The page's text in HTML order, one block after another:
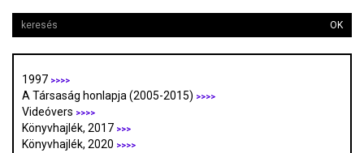
OK
1997 >>>>
A Társaság honlapja (2005-2015) >>>>
Videóvers >>>>
Könyvhajlék, 2017 >>>
Könyvhajlék, 2020 >>>>